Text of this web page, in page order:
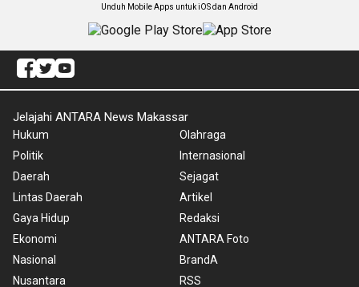
Unduh Mobile Apps untuk iOS dan Android
Jelajahi ANTARA News Makassar
Hukum
Politik
Daerah
Lintas Daerah
Gaya Hidup
Ekonomi
Nasional
Nusantara
Olahraga
Internasional
Sejagat
Artikel
Redaksi
ANTARA Foto
BrandA
RSS